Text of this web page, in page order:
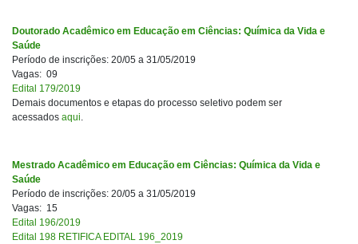
Doutorado Acadêmico em Educação em Ciências: Química da Vida e
Saúde
Período de inscrições: 20/05 a 31/05/2019
Vagas: 09
Edital 179/2019
Demais documentos e etapas do processo seletivo podem ser
acessados aqui.
Mestrado Acadêmico em Educação em Ciências: Química da Vida e
Saúde
Período de inscrições: 20/05 a 31/05/2019
Vagas: 15
Edital 196/2019
Edital 198 RETIFICA EDITAL 196_2019